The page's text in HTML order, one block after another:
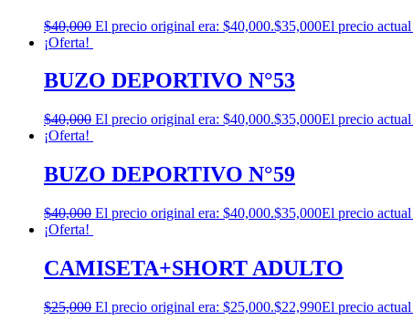
$40,000 El precio original era: $40,000.$35,000El precio
¡Oferta!
BUZO DEPORTIVO N°53
$40,000 El precio original era: $40,000.$35,000El precio
¡Oferta!
BUZO DEPORTIVO N°59
$40,000 El precio original era: $40,000.$35,000El precio
¡Oferta!
CAMISETA+SHORT ADULTO
$25,000 El precio original era: $25,000.$22,990El precio